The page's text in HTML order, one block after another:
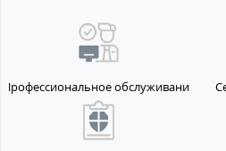
Профессиональное обслуживание